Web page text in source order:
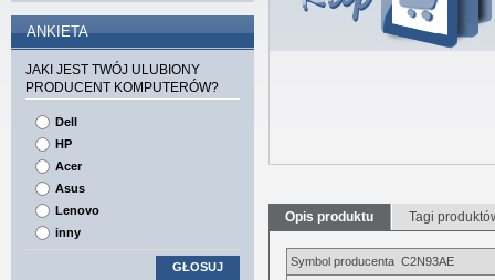
Opis produktu Tagi
Symbol producenta C2N93AE
ANKIETA
JAKI JEST TWÓJ ULUBIONY
PRODUCENT KOMPUTERÓW?
Dell
HP
Acer
Asus
Lenovo
inny
GŁOSUJ